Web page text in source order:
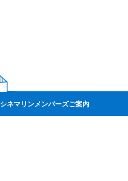
シネマリンメンバーズご案内